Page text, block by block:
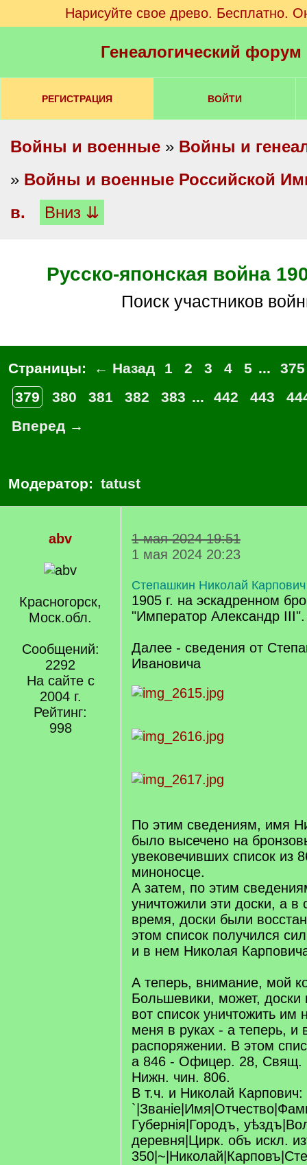
Нарисуйте свое древо. Бесплатно.
Генеалогический
РЕГИСТРАЦИЯ ВОЙТИ
Войны и военные » Войны и
» Войны и военные Российской
в.
Вниз ⇊
Русско-японская война
Поиск участников
Страницы: ← Назад 1 2 3 4 5 ...
375
379
380 381 382 383 ... 442 443
Вперед →
Модератор: tatust
abv
Красногорск,
Моск.обл.
Сообщений:
2292
На сайте с
2004 г.
Рейтинг:
998
1 мая 2024 19:51
1 мая 2024 20:23
Степашкин Николай Карпович
1905 г. на эскадренном
"Император Александр III".
Далее - сведения от
Ивановича
По этим сведениям, имя
было высечено на
увековечивших список из
миноносце.
А затем, по этим
уничтожили эти доски, а в
время, доски были
этом список получился
и в нем Николая
А теперь, внимание, мой
Большевики, может, доски
вот список уничтожить им
меня в руках - а теперь, и
распоряжении. В этом
а 846 - Офицер. 28, Свящ.
Нижн. чин. 806.
В т.ч. и Николай Карпович:
Губернія|Городъ,
деревня|Цирк. объ искл.